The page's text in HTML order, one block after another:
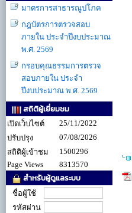
มาตรการสาธารณูปโภค
กฎบัตรการตรวจสอบ
ภายใน ประจำปีงบประมาณ
พ.ศ. 2569
กรอบคุณธรรมการตรวจ
สอบภายใน ประจำ
ปีงบประมาณ พ.ศ. 2569
สถิติผู้เยี่ยมชม
เปิดเว็บไซต์
25/11/2022
ปรับปรุง
07/08/2026
สถิติผู้เข้าชม
1500296
Page Views
8313570
สำหรับผู้ดูแลระบบ
ชื่อผู้ใช้
รหัสผ่าน